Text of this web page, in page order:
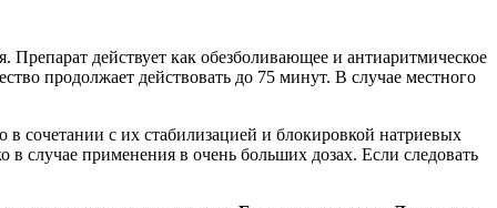
действует как обезболивающее и антиаритмическое
продолжает действовать до 75 минут. В случае местного
в сочетании с их стабилизацией и блокировкой натриевых
в случае применения в очень больших дозах. Если следовать